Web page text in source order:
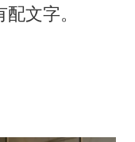
文字。